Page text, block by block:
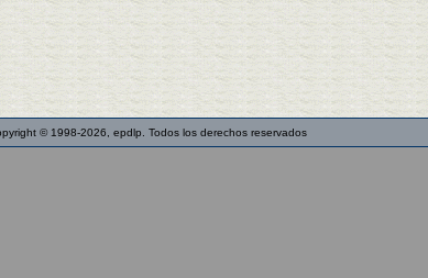
© 1998-2026, epdlp. Todos los derechos reservados